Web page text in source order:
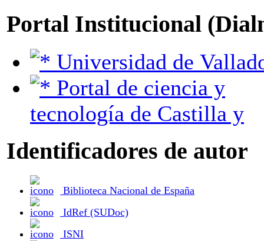
Portal Institucional
Universidad de
tecnología de Castilla y
Identificadores de autor
Biblioteca Nacional de España
IdRef (SUDoc)
ISNI